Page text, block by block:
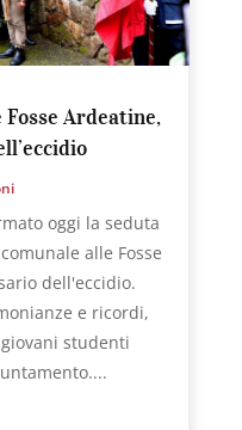
Ardeatine,
oggi la seduta
alle Fosse
dell'eccidio.
e ricordi,
studenti